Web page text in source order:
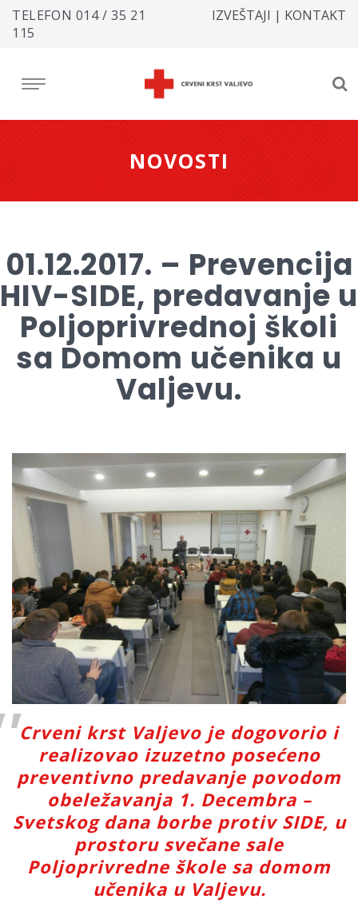
TELEFON 014 / 35 21
115
IZVEŠTAJI | KONTAKT
NOVOSTI
01.12.2017. – Prevencija
HIV-SIDE, predavanje u
Poljoprivrednoj školi
sa Domom učenika u
Valjevu.
Crveni krst Valjevo je dogovorio i
realizovao izuzetno posećeno
preventivno predavanje povodom
obeležavanja 1. Decembra –
Svetskog dana borbe protiv SIDE, u
prostoru svečane sale
Poljoprivredne škole sa domom
učenika u Valjevu.